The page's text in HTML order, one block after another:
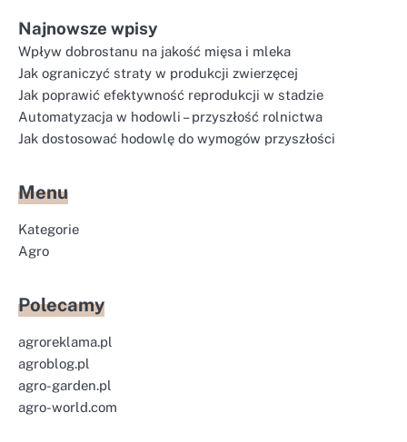
Najnowsze wpisy
Wpływ dobrostanu na jakość mięsa i mleka
Jak ograniczyć straty w produkcji zwierzęcej
Jak poprawić efektywność reprodukcji w stadzie
Automatyzacja w hodowli – przyszłość rolnictwa
Jak dostosować hodowlę do wymogów przyszłości
Menu
Kategorie
Agro
Polecamy
agroreklama.pl
agroblog.pl
agro-garden.pl
agro-world.com